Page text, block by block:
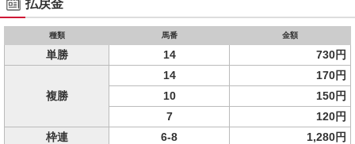
払戻金
種類 馬番 金額
単勝 14 730円
複勝
14
170円
10
150円
7
120円
枠連
6-8
1,280円